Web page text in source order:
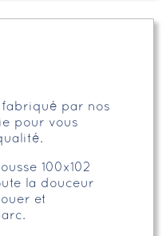
fabriqué par nos
pour vous
100x102
la douceur
et